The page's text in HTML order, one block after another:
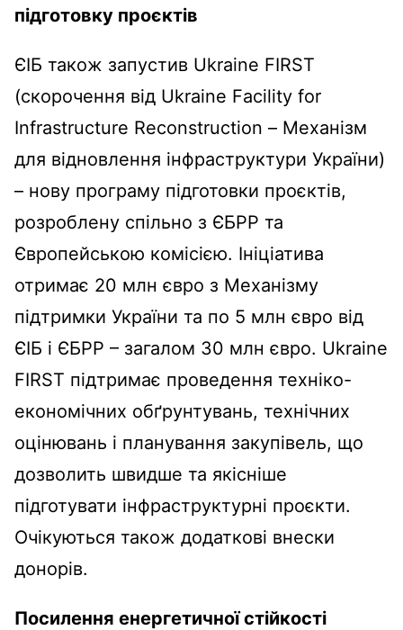
підготовку проєктів
ЄІБ також запустив Ukraine FIRST
(скорочення від Ukraine Facility for
Infrastructure Reconstruction – Механізм
для відновлення інфраструктури України)
– нову програму підготовки проєктів,
розроблену спільно з ЄБРР та
Європейською комісією. Ініціатива
отримає 20 млн євро з Механізму
підтримки України та по 5 млн євро від
ЄІБ і ЄБРР – загалом 30 млн євро. Ukraine
FIRST підтримає проведення техніко-
економічних обґрунтувань, технічних
оцінювань і планування закупівель, що
дозволить швидше та якісніше
підготувати інфраструктурні проєкти.
Очікуються також додаткові внески
донорів.
Посилення енергетичної стійкості